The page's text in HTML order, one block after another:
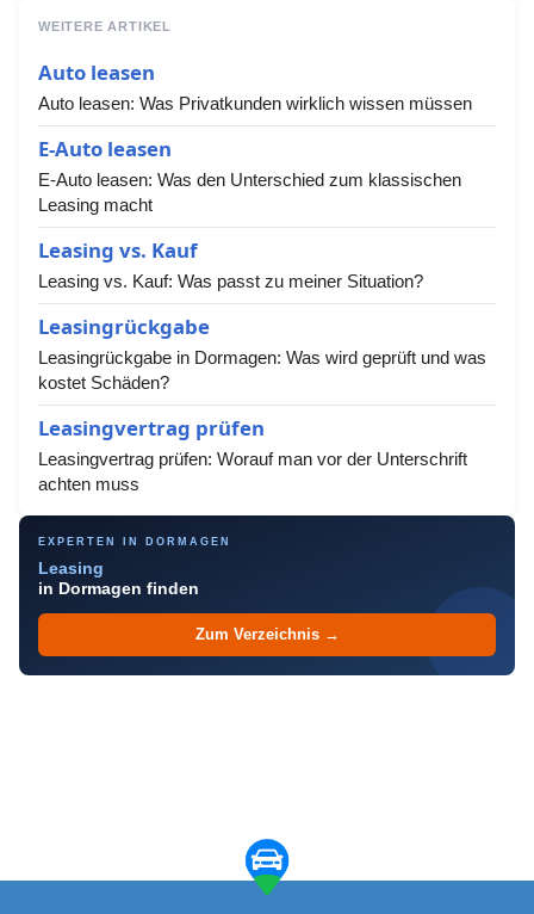
WEITERE ARTIKEL
Auto leasen
Auto leasen: Was Privatkunden wirklich wissen müssen
E-Auto leasen
E-Auto leasen: Was den Unterschied zum klassischen
Leasing macht
Leasing vs. Kauf
Leasing vs. Kauf: Was passt zu meiner Situation?
Leasingrückgabe
Leasingrückgabe in Dormagen: Was wird geprüft und was
kostet Schäden?
Leasingvertrag prüfen
Leasingvertrag prüfen: Worauf man vor der Unterschrift
achten muss
EXPERTEN IN DORMAGEN
Leasing
in Dormagen finden
Zum Verzeichnis →